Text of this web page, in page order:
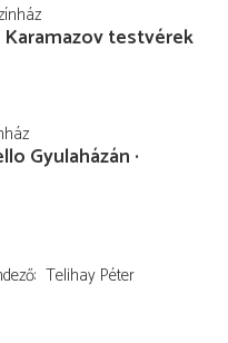
testvérek
Gyulaházán
Telihay Péter